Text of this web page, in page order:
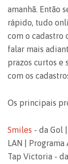
amanhã. Então
rápido, tudo
com o cadastro
falar mais
prazos curtos e
com os
Os principais
Smiles - da Gol
LAN | Programa
Tap Victoria -